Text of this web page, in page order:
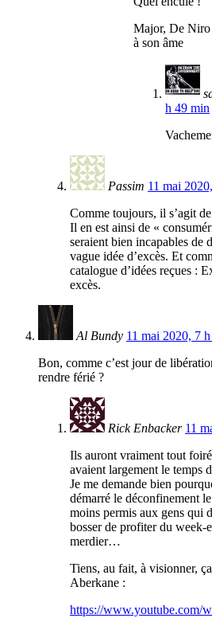
Major, De Niro
à son âme
h 49 min
Passim 11 mai
Comme toujours, il s’agit
Il en est ainsi de «
seraient bien incapables de
vague idée d’excès. Et
catalogue d’idées reçues :
excès.
Al Bundy 11 mai 2020, 7
Bon, comme c’est jour de
rendre férié ?
Rick Enbacker 11
Ils auront vraiment tout
avaient largement le temps
Je me demande bien
démarré le déconfinement
moins permis aux gens qui
bosser de profiter du week-
merdier…
Tiens, au fait, à visionner,
Aberkane :
https://www.youtube.com/